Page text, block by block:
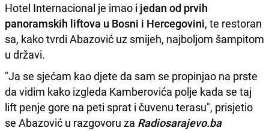
Hotel Internacional je imao i jedan od prvih
panoramskih liftova u Bosni i Hercegovini, te restoran
sa, kako tvrdi Abazović uz smijeh, najboljom šampitom
u državi.
"Ja se sjećam kao djete da sam se propinjao na prste
da vidim kako izgleda Kamberovića polje kada se taj
lift penje gore na peti sprat i čuvenu terasu", prisjetio
se Abazović u razgovoru za Radiosarajevo.ba